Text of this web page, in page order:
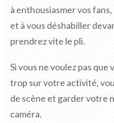
à enthousiasmer vos
et à vous déshabiller
prendrez vite le pli.
Si vous ne voulez pas
trop sur votre activité,
de scène et garder votre
caméra.